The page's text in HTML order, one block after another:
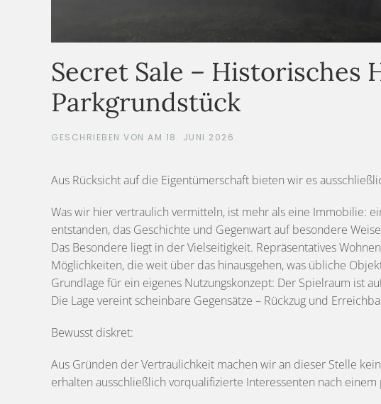
Secret Sale – Historisches
Parkgrundstück
GESCHRIEBEN VON AM 18. JUNI 2026.
Aus Rücksicht auf die Eigentümerschaft bieten wir es
Was wir hier vertraulich vermitteln, ist mehr als eine Immobilie:
entstanden, das Geschichte und Gegenwart auf besondere
Das Besondere liegt in der Vielseitigkeit. Repräsentatives
Möglichkeiten, die weit über das hinausgehen, was übliche
Grundlage für ein eigenes Nutzungskonzept: Der Spielraum ist
Die Lage vereint scheinbare Gegensätze – Rückzug und
Bewusst diskret:
Aus Gründen der Vertraulichkeit machen wir an dieser Stelle
erhalten ausschließlich vorqualifizierte Interessenten nach